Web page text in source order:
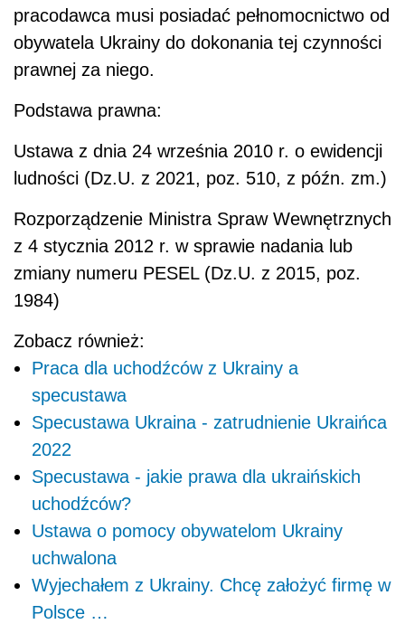
pracodawca musi posiadać pełnomocnictwo od
obywatela Ukrainy do dokonania tej czynności
prawnej za niego.
Podstawa prawna:
Ustawa z dnia 24 września 2010 r. o ewidencji
ludności (Dz.U. z 2021, poz. 510, z późn. zm.)
Rozporządzenie Ministra Spraw Wewnętrznych
z 4 stycznia 2012 r. w sprawie nadania lub
zmiany numeru PESEL (Dz.U. z 2015, poz.
1984)
Zobacz również:
Praca dla uchodźców z Ukrainy a
specustawa
Specustawa Ukraina - zatrudnienie Ukraińca
2022
Specustawa - jakie prawa dla ukraińskich
uchodźców?
Ustawa o pomocy obywatelom Ukrainy
uchwalona
Wyjechałem z Ukrainy. Chcę założyć firmę w
Polsce …